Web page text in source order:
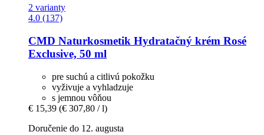
2 varianty
4.0 (137)
CMD Naturkosmetik Hydratačný krém Rosé
Exclusive, 50 ml
pre suchú a citlivú pokožku
vyživuje a vyhladzuje
s jemnou vôňou
€ 15,39 (€ 307,80 / l)
Doručenie do 12. augusta